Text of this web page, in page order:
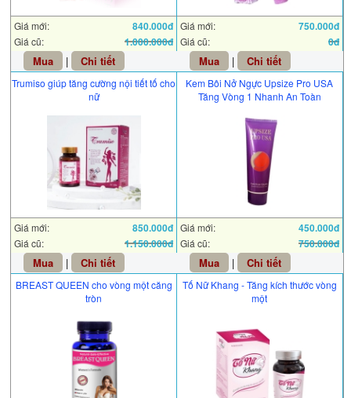
Giá mới: 840.000đ
Giá cũ: 1.000.000đ
Mua | Chi tiết
Giá mới: 750.000đ
Giá cũ: 0đ
Mua | Chi tiết
Trumiso giúp tăng cường nội tiết tố cho
nữ
Giá mới: 850.000đ
Giá cũ: 1.150.000đ
Mua | Chi tiết
Kem Bôi Nở Ngực Upsize Pro USA
Tăng Vòng 1 Nhanh An Toàn
Giá mới: 450.000đ
Giá cũ: 750.000đ
Mua | Chi tiết
BREAST QUEEN cho vòng một căng
tròn
Tố Nữ Khang - Tăng kích thước vòng
một